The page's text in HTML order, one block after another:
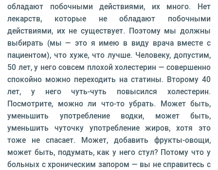
обладают побочными действиями, их много. Нет
лекарств, которые не обладают побочными
действиями, их не существует. Поэтому мы должны
выбирать (мы — это я имею в виду врача вместе с
пациентом), что хуже, что лучше. Человеку, допустим,
50 лет, у него совсем плохой холестерин — совершенно
спокойно можно переходить на статины. Второму 40
лет, у него чуть-чуть повысился холестерин.
Посмотрите, можно ли что-то убрать. Может быть,
уменьшить употребление водки, может быть,
уменьшить чуточку употребление жиров, хотя это
тоже не спасает. Может, добавить фрукты-овощи,
может быть, подумать, как у него стул? Потому что у
больных с хроническим запором — вы не справитесь с